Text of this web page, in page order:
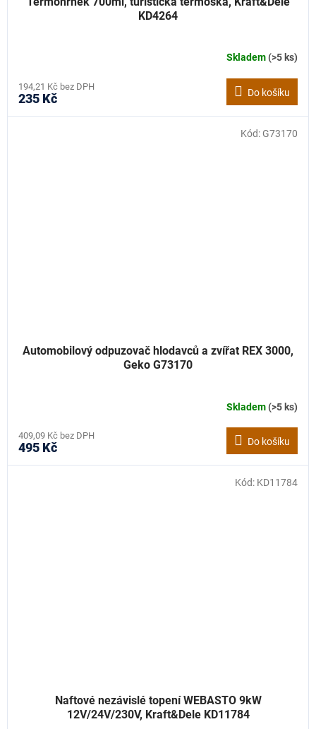
KD4264
Skladem(>5 ks)
194,21 Kč bez DPH
235 Kč Do košíku
Automobilový odpuzovač hlodavců a zvířat REX 3000,
Geko G73170
Skladem(>5 ks)
409,09 Kč bez DPH
495 Kč Do košíku
Kód: G73170
Naftové nezávislé topení WEBASTO 9kW
12V/24V/230V, Kraft&Dele KD11784
Kód: KD11784